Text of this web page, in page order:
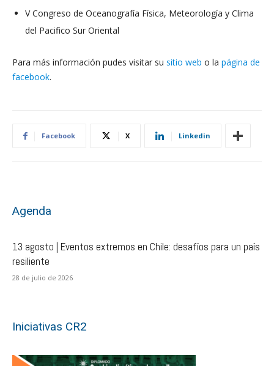
V Congreso de Oceanografía Física, Meteorología y Clima
del Pacifico Sur Oriental
Para más información pudes visitar su sitio web o la página de
facebook.
Facebook X Linkedin
Agenda
13 agosto | Eventos extremos en Chile: desafíos para un país
resiliente
28 de julio de 2026
Iniciativas CR2